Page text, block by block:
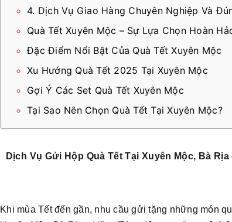
4. Dịch Vụ Giao Hàng Chuyên Nghiệp Và
Quà Tết Xuyên Mộc – Sự Lựa Chọn Hoàn
Đặc Điểm Nổi Bật Của Quà Tết Xuyên Mộc
Xu Hướng Quà Tết 2025 Tại Xuyên Mộc
Gợi Ý Các Set Quà Tết Xuyên Mộc
Tại Sao Nên Chọn Quà Tết Tại Xuyên Mộc?
Dịch Vụ Gửi Hộp Quà Tết Tại Xuyên Mộc, Bà
Khi mùa Tết đến gần, nhu cầu gửi tặng những món